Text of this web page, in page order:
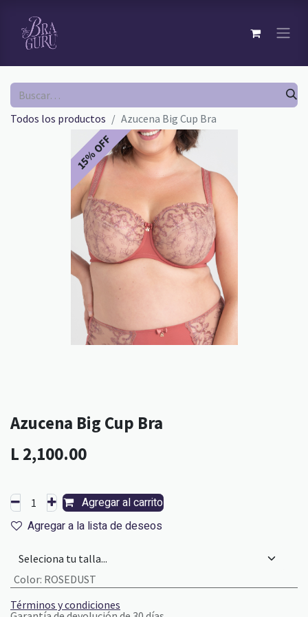
Todos los productos Azucena Big Cup Bra
15% OFF
Azucena Big Cup Bra
L 2,100.00
Agregar al carrito
Agregar a la lista de deseos
Color: ROSEDUST
Términos y condiciones